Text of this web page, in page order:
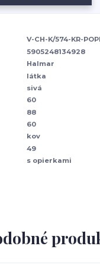
V-CH-K/574-KR-
5905248134928
Halmar
látka
sivá
60
88
60
kov
49
s opierkami